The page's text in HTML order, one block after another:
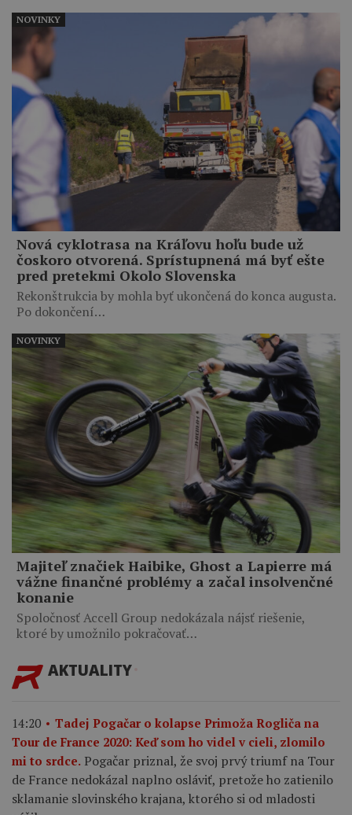
Nová cyklotrasa na Kráľovu hoľu bude už
čoskoro otvorená. Sprístupnená má byť ešte
pred pretekmi Okolo Slovenska
Rekonštrukcia by mohla byť ukončená do konca augusta.
Po dokončení…
NOVINKY
Majiteľ značiek Haibike, Ghost a Lapierre má
vážne finančné problémy a začal insolvenčné
konanie
Spoločnosť Accell Group nedokázala nájsť riešenie,
ktoré by umožnilo pokračovať…
NOVINKY
AKTUALITY
14:20
Tadej Pogačar o kolapse Primoža Rogliča na
Tour de France 2020: Keď som ho videl v cieli, zlomilo
mi to srdce. Pogačar priznal, že svoj prvý triumf na Tour
de France nedokázal naplno osláviť, pretože ho zatienilo
sklamanie slovinského krajana, ktorého si od mladosti